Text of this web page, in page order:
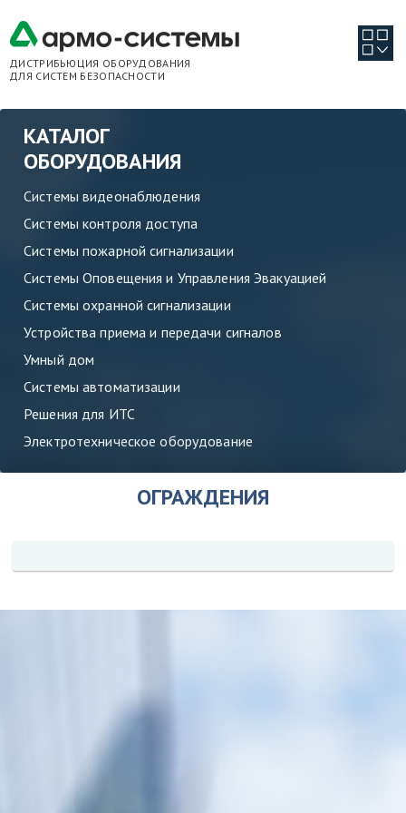
ДИСТРИБЬЮЦИЯ ОБОРУДОВАНИЯ
ДЛЯ СИСТЕМ БЕЗОПАСНОСТИ
КАТАЛОГ
ОБОРУДОВАНИЯ
Системы видеонаблюдения
Системы контроля доступа
Системы пожарной сигнализации
Системы Оповещения и Управления Эвакуацией
Системы охранной сигнализации
Устройства приема и передачи сигналов
Умный дом
Системы автоматизации
Решения для ИТС
Электротехническое оборудование
ОГРАЖДЕНИЯ